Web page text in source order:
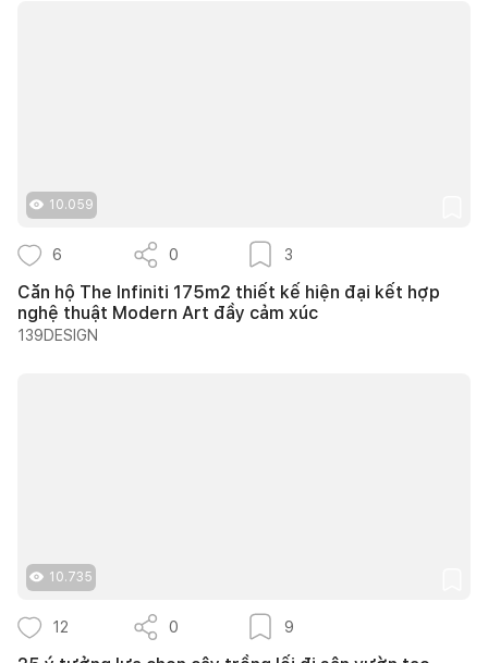
10.059
6 0 3
Căn hộ The Infiniti 175m2 thiết kế hiện đại kết hợp
nghệ thuật Modern Art đầy cảm xúc
139DESIGN
10.735
12 0 9